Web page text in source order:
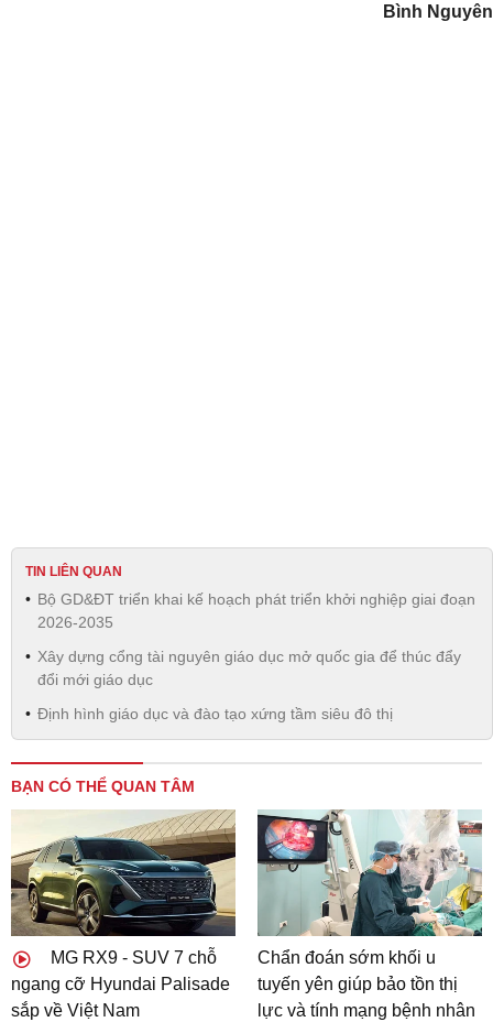
Bình Nguyên
TIN LIÊN QUAN
Bộ GD&ĐT triển khai kế hoạch phát triển khởi nghiệp giai đoạn
2026-2035
Xây dựng cổng tài nguyên giáo dục mở quốc gia để thúc đẩy
đổi mới giáo dục
Định hình giáo dục và đào tạo xứng tầm siêu đô thị
BẠN CÓ THỂ QUAN TÂM
MG RX9 - SUV 7 chỗ
ngang cỡ Hyundai Palisade
sắp về Việt Nam
Chẩn đoán sớm khối u
tuyến yên giúp bảo tồn thị
lực và tính mạng bệnh nhân